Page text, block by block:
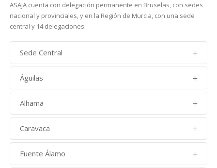
ASAJA cuenta con delegación permanente en Bruselas, con sedes
nacional y provinciales, y en la Región de Murcia, con una sede
central y 14 delegaciones.
Sede Central
MURCIA
Telf: 968 28 41 88
Águilas
Aguilas
Telf: 968 44 73 00
Alhama
Telf: 636 00 39 04
Caravaca
Fuente Álamo